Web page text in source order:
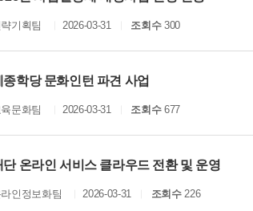
기획팀 2026-03-31 조회수300
종학당 문화인턴 파견 사업
문화팀 2026-03-31 조회수677
단 온라인 서비스 클라우드 전환 및 운영
인정보화팀 2026-03-31 조회수226